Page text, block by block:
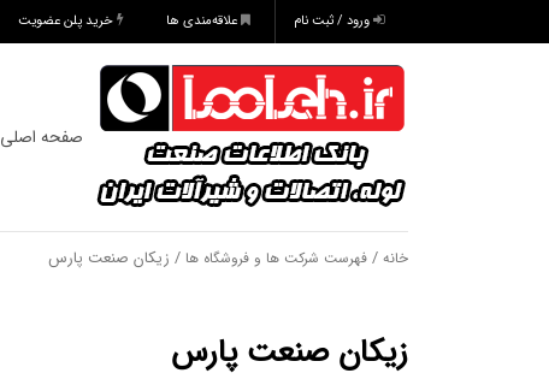
ورود / ثبت نام علاقه‌مندی ها خرید پلن عضویت
صفحه اصلی
خانه / فهرست شرکت ها و فروشگاه ها / زیکان صنعت پارس
زیکان صنعت پارس